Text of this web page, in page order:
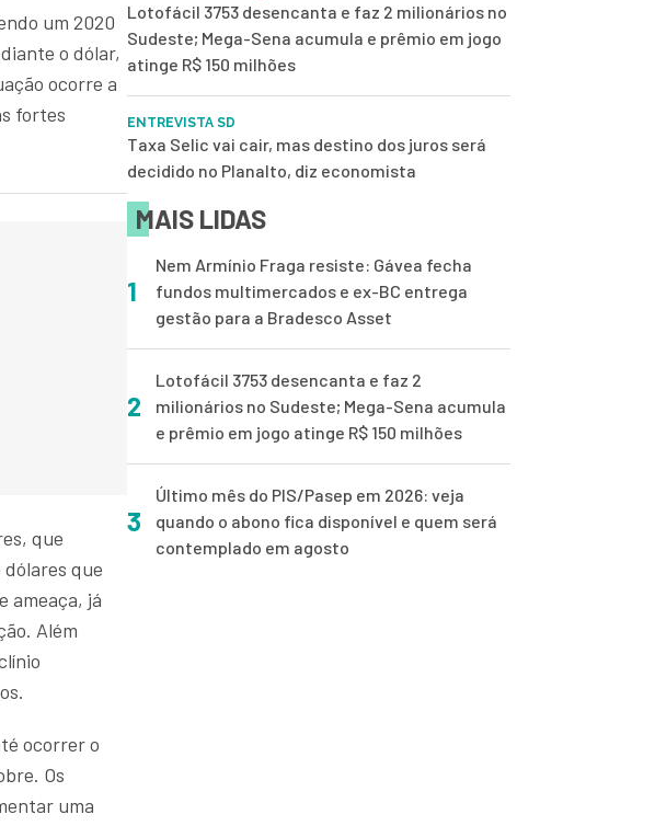
um 2020
o dólar,
ocorre a
fortes
que
que
ameaça, já
Além
ocorrer o
Os
uma
Lotofácil 3753 desencanta e faz 2 milionários no
Sudeste; Mega-Sena acumula e prêmio em jogo
atinge R$ 150 milhões
ENTREVISTA SD
Taxa Selic vai cair, mas destino dos juros será
decidido no Planalto, diz economista
MAIS LIDAS
1
Nem Armínio Fraga resiste: Gávea fecha
fundos multimercados e ex-BC entrega
gestão para a Bradesco Asset
2
Lotofácil 3753 desencanta e faz 2
milionários no Sudeste; Mega-Sena acumula
e prêmio em jogo atinge R$ 150 milhões
3
Último mês do PIS/Pasep em 2026: veja
quando o abono fica disponível e quem será
contemplado em agosto